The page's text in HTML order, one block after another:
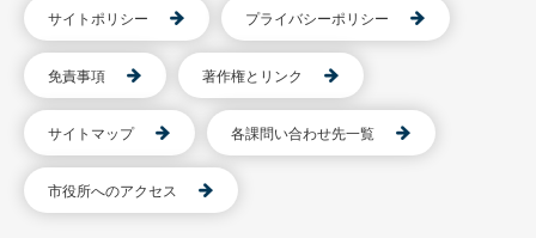
サイトポリシー プライバシーポリシー
免責事項 著作権とリンク
サイトマップ 各課問い合わせ先一覧
市役所へのアクセス